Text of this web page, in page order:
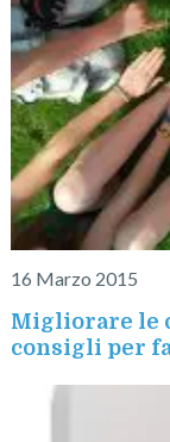
16 Marzo 2015
Migliorare le
consigli per